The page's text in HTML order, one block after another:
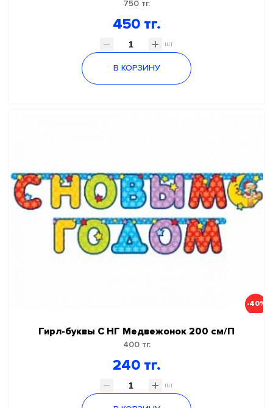
750 тг.
450 тг.
шт
В КОРЗИНУ
-40%
Гирл-буквы С НГ Медвежонок 200 см/П
400 тг.
240 тг.
шт